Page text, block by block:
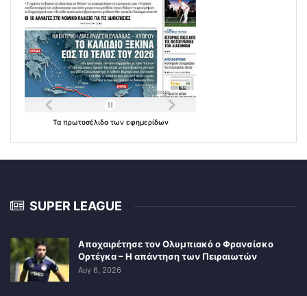
Τα πρωτοσέλιδα των εφημερίδων
SUPER LEAGUE
Αποχαιρέτησε τον Ολυμπιακό ο Φρανσίσκο
Ορτέγκα – Η απάντηση των Πειραιωτών
Αυγ 6, 2026